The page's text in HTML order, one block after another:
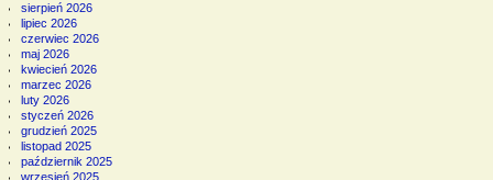
sierpień 2026
lipiec 2026
czerwiec 2026
maj 2026
kwiecień 2026
marzec 2026
luty 2026
styczeń 2026
grudzień 2025
listopad 2025
październik 2025
wrzesień 2025